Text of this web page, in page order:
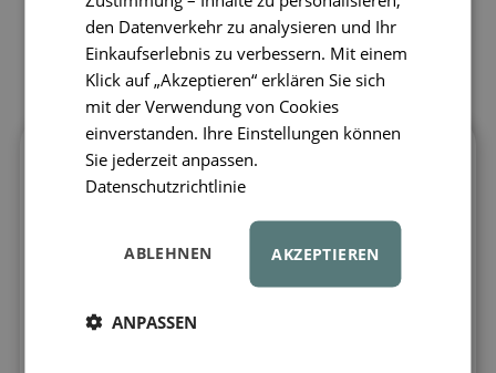
Bringen Sie alltägliche Aktivitäten und
Spiele mit den Balanciersteinen von
Stapelstein auf ein neues Level.Die
moderne Form und die große Farbauswahl
bieten eine stilvolle und praktische
das ganze Zuhause aufzupeppen.
den Datenverkehr zu analysieren und Ihr
Einkaufserlebnis zu verbessern. Mit einem
Klick auf „Akzeptieren“ erklären Sie sich
mit der Verwendung von Cookies
einverstanden. Ihre Einstellungen können
Sie jederzeit anpassen.
Datenschutzrichtlinie
AKZEPTIEREN
ABLEHNEN
ANPASSEN